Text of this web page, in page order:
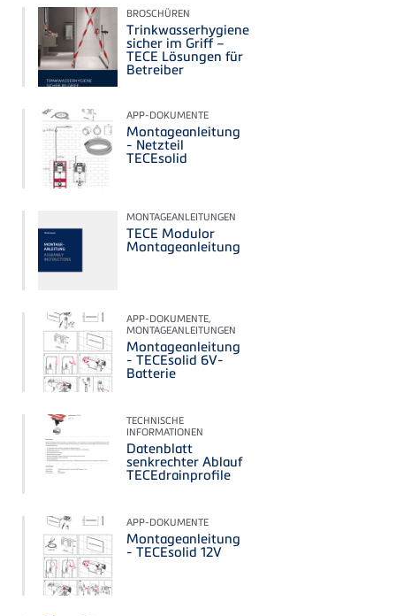
BROSCHÜREN
Trinkwasserhygiene
sicher im Griff –
TECE Lösungen für
Betreiber
APP-DOKUMENTE
Montageanleitung
- Netzteil
TECEsolid
MONTAGEANLEITUNGEN
TECE Modulor
Montageanleitung
APP-DOKUMENTE,
MONTAGEANLEITUNGEN
Montageanleitung
- TECEsolid 6V-
Batterie
TECHNISCHE
INFORMATIONEN
Datenblatt
senkrechter Ablauf
TECEdrainprofile
APP-DOKUMENTE
Montageanleitung
- TECEsolid 12V